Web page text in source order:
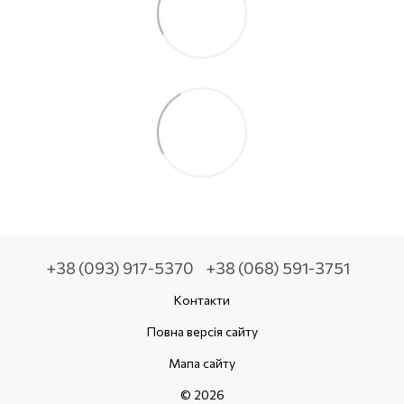
+38 (093) 917-5370 +38 (068) 591-3751
Контакти
Повна версія сайту
Мапа сайту
© 2026